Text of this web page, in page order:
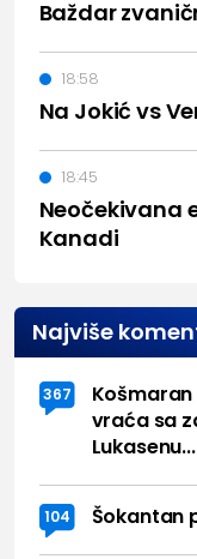
Baždar
Na Jokić vs
18:58
Neočekivana
Kanadi
18:45
Najviše
367
vraća sa
104 Šokantan